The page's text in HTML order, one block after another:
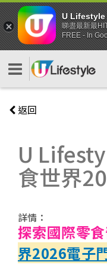
返回
U
食世界
詳情：
探索國際零
界2026電子
U Lifestyle
睇盡最新最
FREE - In